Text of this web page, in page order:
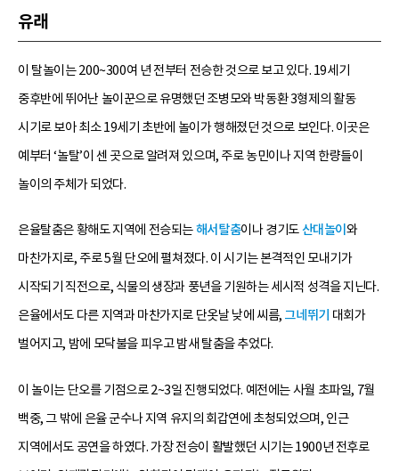
유래
이 탈놀이는 200~300여 년 전부터 전승한 것으로 보고 있다. 19세기
중후반에 뛰어난 놀이꾼으로 유명했던 조병모와 박동환 3형제의 활동
시기로 보아 최소 19세기 초반에 놀이가 행해졌던 것으로 보인다. 이곳은
예부터 ‘놀탈’이 센 곳으로 알려져 있으며, 주로 농민이나 지역 한량들이
놀이의 주체가 되었다.
은율탈춤은 황해도 지역에 전승되는해서탈춤이나 경기도산대놀이 와
마찬가지로, 주로 5월 단오에 펼쳐졌다. 이 시기는 본격적인 모내기가
시작되기 직전으로, 식물의 생장과 풍년을 기원하는 세시적 성격을 지닌다.
은율에서도 다른 지역과 마찬가지로 단옷날 낮에 씨름, 그네뛰기 대회가
벌어지고, 밤에 모닥불을 피우고 밤새 탈춤을 추었다.
이 놀이는 단오를 기점으로 2~3일 진행되었다. 예전에는 사월 초파일, 7월
백중, 그 밖에 은율 군수나 지역 유지의 회갑연에 초청되었으며, 인근
지역에서도 공연을 하였다. 가장 전승이 활발했던 시기는 1900년 전후로